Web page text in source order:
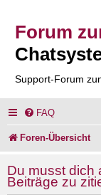
Forum
Support-Forum
FAQ
Foren-Übersicht
Du musst dich
Beiträge zu